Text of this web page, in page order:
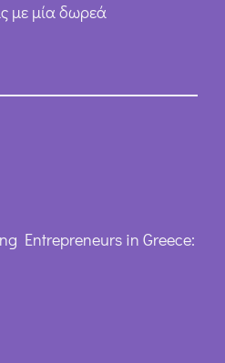
με μία δωρεά
Entrepreneurs in Greece: